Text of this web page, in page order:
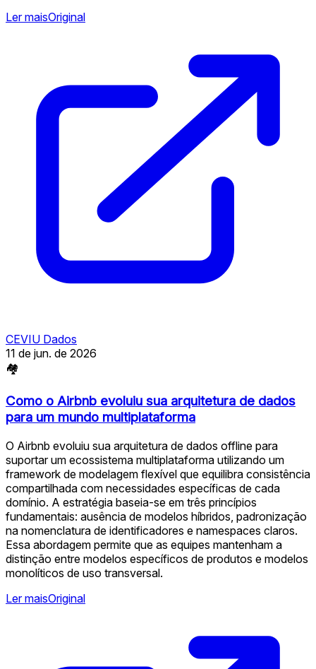
Ler maisOriginal
CEVIU Dados
11 de jun. de 2026
🏘
Como o Airbnb evoluiu sua arquitetura de dados
para um mundo multiplataforma
O Airbnb evoluiu sua arquitetura de dados offline para
suportar um ecossistema multiplataforma utilizando um
framework de modelagem flexível que equilibra consistência
compartilhada com necessidades específicas de cada
domínio. A estratégia baseia-se em três princípios
fundamentais: ausência de modelos híbridos, padronização
na nomenclatura de identificadores e namespaces claros.
Essa abordagem permite que as equipes mantenham a
distinção entre modelos específicos de produtos e modelos
monolíticos de uso transversal.
Ler maisOriginal